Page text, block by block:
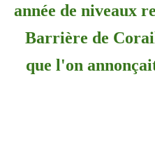
année de niveaux
Barrière de
que l'on